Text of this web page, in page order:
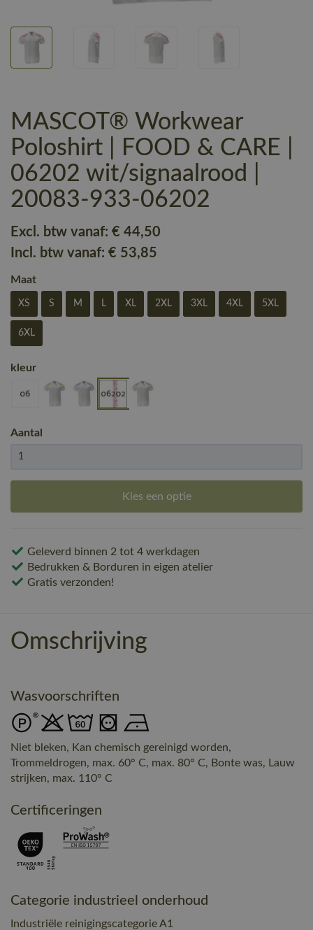
MASCOT® Workwear
Poloshirt | FOOD & CARE |
06202 wit/signaalrood |
20083-933-06202
Excl. btw vanaf: € 44,50
Incl. btw vanaf: € 53,85
Maat
XS S M L XL 2XL 3XL 4XL 5XL
6XL
kleur
Aantal
Kies een optie
Geleverd binnen 2 tot 4 werkdagen
Bedrukken & Borduren in eigen atelier
Gratis verzonden!
Omschrijving
Wasvoorschriften
Niet bleken, Kan chemisch gereinigd worden,
Trommeldrogen, max. 60° C, max. 80° C, Bonte was, Lauw
strijken, max. 110° C
Certificeringen
Categorie industrieel onderhoud
Industriële reinigingscategorie A1